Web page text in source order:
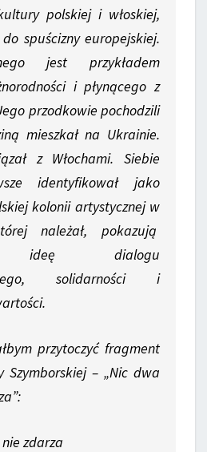
polskiej i włoskiej,
spuścizny europejskiej.
jest przykładem
i płynącego z
przodkowie pochodzili
mieszkał na Ukrainie.
z Włochami. Siebie
identyfikował jako
kolonii artystycznej w
należał, pokazują
ideę dialogu
solidarności i
przytoczyć fragment
Szymborskiej – „Nic dwa
zdarza